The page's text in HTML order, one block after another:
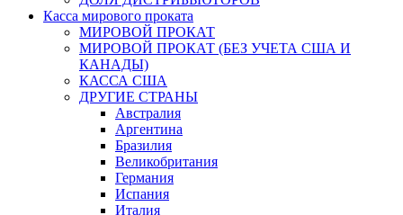
Касса мирового проката
МИРОВОЙ ПРОКАТ
МИРОВОЙ ПРОКАТ (БЕЗ УЧЕТА США И
КАНАДЫ)
КАССА США
ДРУГИЕ СТРАНЫ
Австралия
Аргентина
Бразилия
Великобритания
Германия
Испания
Италия